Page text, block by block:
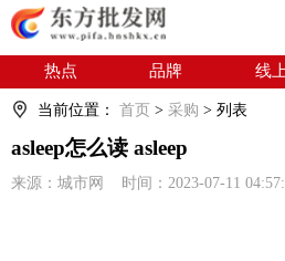
热点 品牌 线上
干货
电商
会展
当前位置： 首页 > 采购 > 列表
asleep怎么读 asleep
来源：城市网 时间：2023-07-11